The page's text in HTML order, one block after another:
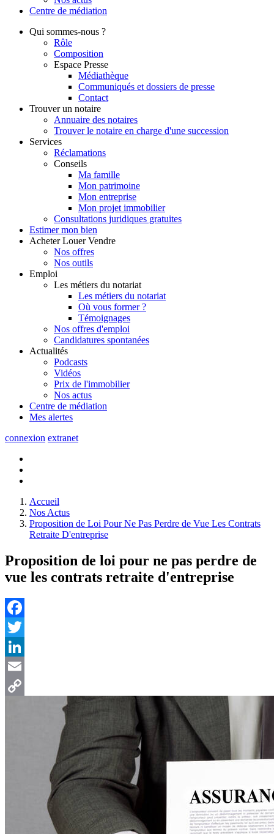
Centre de médiation
Qui sommes-nous ?
Rôle
Composition
Espace Presse
Médiathèque
Communiqués et dossiers de presse
Contact
Trouver un notaire
Annuaire des notaires
Trouver le notaire en charge d'une succession
Services
Réclamations
Conseils
Ma famille
Mon patrimoine
Mon entreprise
Mon projet immobilier
Consultations juridiques gratuites
Estimer mon bien
Acheter Louer Vendre
Nos offres
Nos outils
Emploi
Les métiers du notariat
Les métiers du notariat
Où vous former ?
Témoignages
Nos offres d'emploi
Candidatures spontanées
Actualités
Podcasts
Vidéos
Prix de l'immobilier
Nos actus
Centre de médiation
Mes alertes
connexion extranet
Accueil
Nos Actus
Proposition de Loi Pour Ne Pas Perdre de Vue Les Contrats
Retraite D'entreprise
Proposition de loi pour ne pas perdre de
vue les contrats retraite d'entreprise
Facebook
Twitter
LinkedIn
Email